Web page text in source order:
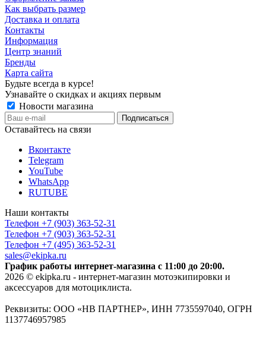
Как выбрать размер
Доставка и оплата
Контакты
Информация
Центр знаний
Бренды
Карта сайта
Будьте всегда в курсе!
Узнавайте о скидках и акциях первым
Новости магазина
Оставайтесь на связи
Вконтакте
Telegram
YouTube
WhatsApp
RUTUBE
Наши контакты
Телефон +7 (903) 363-52-31
Телефон +7 (903) 363-52-31
Телефон +7 (495) 363-52-31
sales@ekipka.ru
График работы интернет-магазина с 11:00 до 20:00.
2026 © ekipka.ru - интернет-магазин мотоэкипировки и
аксессуаров для мотоциклиста.
Реквизиты: ООО «НВ ПАРТНЕР», ИНН 7735597040, ОГРН
1137746957985